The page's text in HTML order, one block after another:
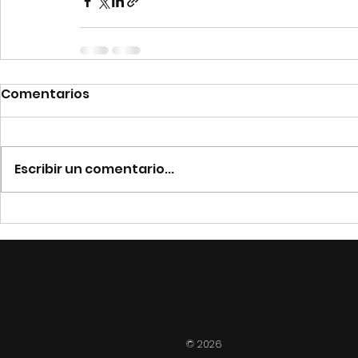
Comentarios
Escribir un comentario...
© 2026